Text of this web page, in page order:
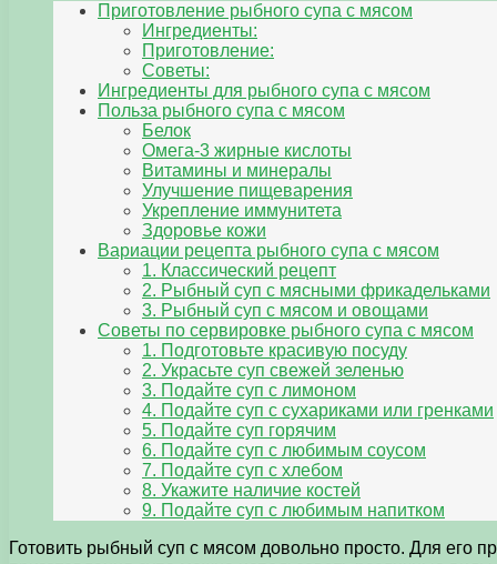
Приготовление рыбного супа с мясом
Ингредиенты:
Приготовление:
Советы:
Ингредиенты для рыбного супа с мясом
Польза рыбного супа с мясом
Белок
Омега-3 жирные кислоты
Витамины и минералы
Улучшение пищеварения
Укрепление иммунитета
Здоровье кожи
Вариации рецепта рыбного супа с мясом
1. Классический рецепт
2. Рыбный суп с мясными фрикадельками
3. Рыбный суп с мясом и овощами
Советы по сервировке рыбного супа с мясом
1. Подготовьте красивую посуду
2. Украсьте суп свежей зеленью
3. Подайте суп с лимоном
4. Подайте суп с сухариками или гренками
5. Подайте суп горячим
6. Подайте суп с любимым соусом
7. Подайте суп с хлебом
8. Укажите наличие костей
9. Подайте суп с любимым напитком
Готовить рыбный суп с мясом довольно просто. Для его